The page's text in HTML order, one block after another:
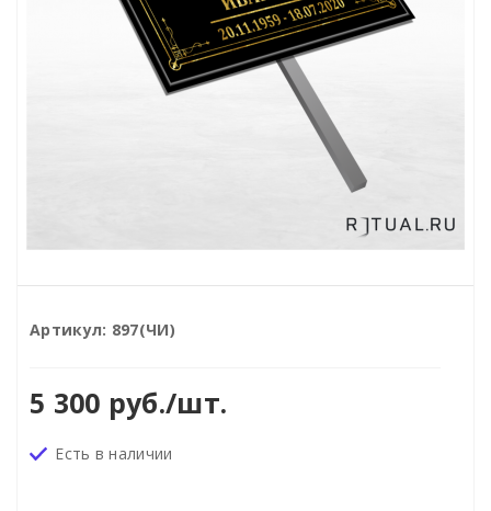
Артикул: 897(ЧИ)
5 300 руб./шт.
Есть в наличии